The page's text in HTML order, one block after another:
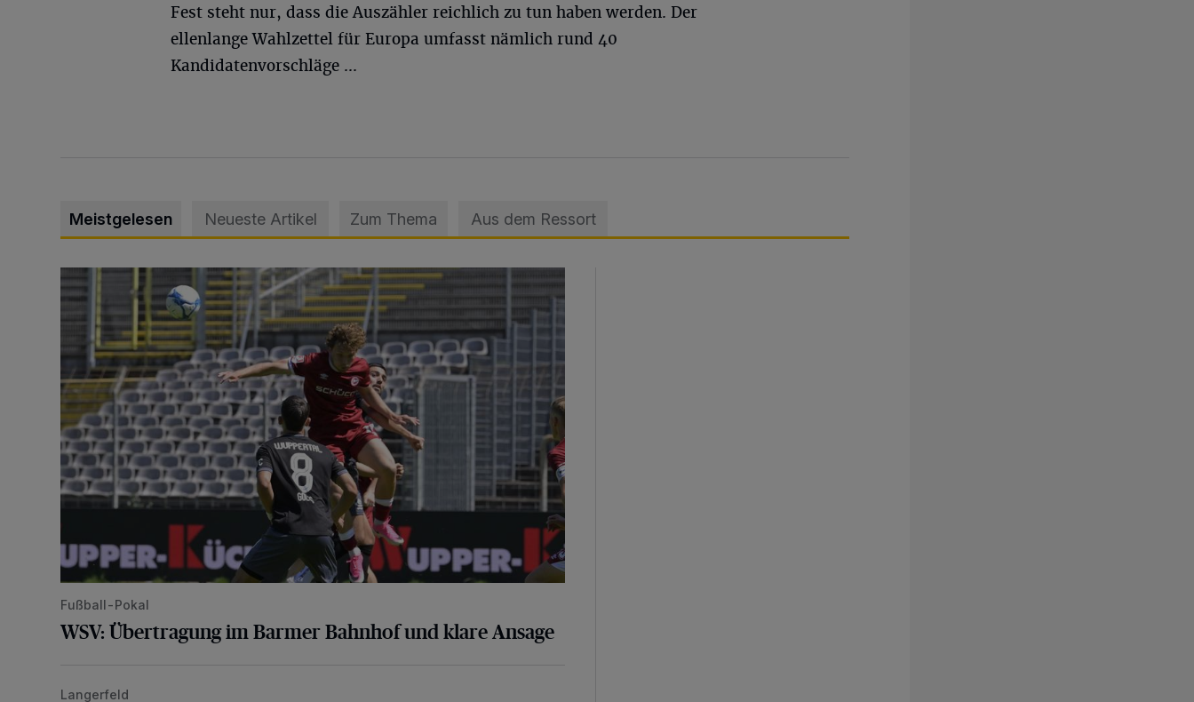
Fest steht nur, dass die Auszähler reichlich zu tun haben werden. Der
ellenlange Wahlzettel für Europa umfasst nämlich rund 40
Kandidatenvorschläge ...
Meistgelesen Neueste Artikel Zum Thema Aus dem Ressort
WSV: Übertragung im Barmer Bahnhof und klare Ansage
Fußball-Pokal
WSV: Übertragung im Barmer Bahnhof und klare Ansage
Schwerer Unfall mit 2,48 Promille
Langerfeld